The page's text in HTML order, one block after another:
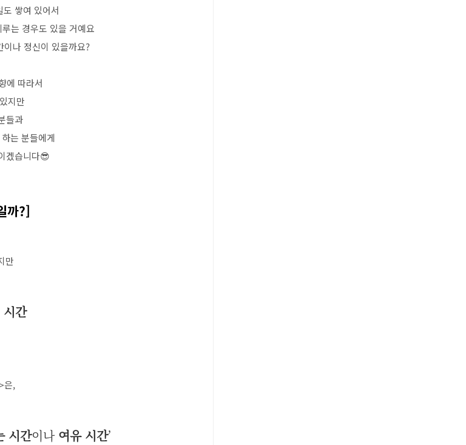
쌓여 있어서
는 경우도 있을 거예요
이나 정신이 있을까요?
에 따라서
지만
들과
는 분들에게
겠습니다😎
까?]
만
시간
은,
시간이나 여유 시간’